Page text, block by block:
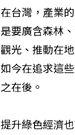
在台灣，產業
是要廣含森林
觀光、推動在
如今在追求這
之在後。
提升綠色經濟